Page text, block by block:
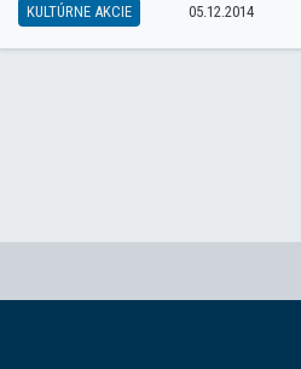
KULTÚRNE AKCIE 05.12.2014